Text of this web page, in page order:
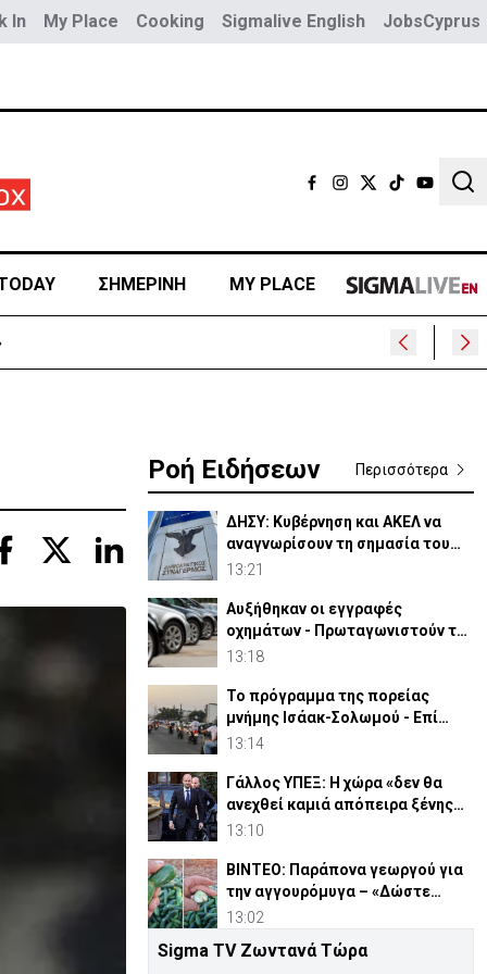
In My Place Cooking Sigmalive English JobsCyprus
ΣΗΜΕΡΙΝΗ MY PLACE
Ροή Ειδήσεων Περισσότερα
ΔΗΣΥ: Κυβέρνηση και ΑΚΕΛ να
αναγνωρίσουν τη σημασία του
GSI
13:21
Αυξήθηκαν οι εγγραφές
οχημάτων - Πρωταγωνιστούν τα
υβριδικά
13:18
Το πρόγραμμα της πορείας
μνήμης Ισάακ-Σολωμού - Επί
ποδός η Αστυνομία
13:14
Γάλλος ΥΠΕΞ: Η χώρα «δεν θα
ανεχθεί καμιά απόπειρα ξένης
ανάμιξης»
13:10
ΒΙΝΤΕΟ: Παράπονα γεωργού για
την αγγουρόμυγα – «Δώστε
επιδόματα, νέε Υπουργέ»
13:02
Νέος Γενικός Διευθυντής του
Sigma TV Ζωντανά Τώρα